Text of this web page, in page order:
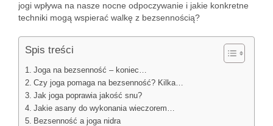
jogi wpływa na nasze nocne odpoczywanie i jakie konkretne
techniki mogą wspierać walkę z bezsennością?
Spis treści
Joga na bezsenność – koniec…
Czy joga pomaga na bezsenność? Kilka…
Jak joga poprawia jakość snu?
Jakie asany do wykonania wieczorem…
Bezsenność a joga nidra